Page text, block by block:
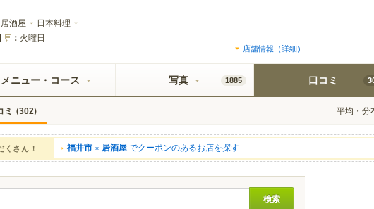
居酒屋 日本料理
： 火曜日
店舗情報（詳細）
メニュー・コース 写真 1885 口コミ
ミ (302) 平均・分
くさん！ 福井市 × 居酒屋でクーポンのあるお店を探す